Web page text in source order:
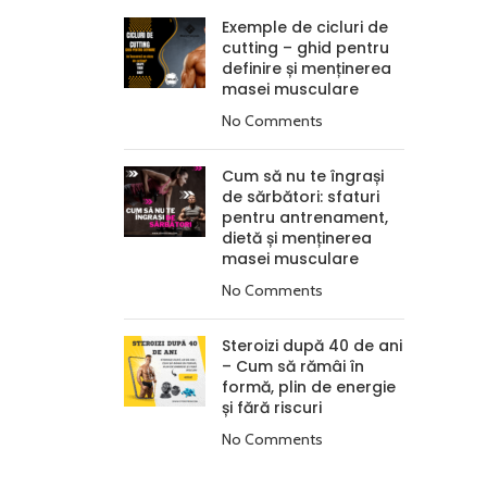
Exemple de cicluri de
cutting – ghid pentru
definire și menținerea
masei musculare
No Comments
Cum să nu te îngrași
de sărbători: sfaturi
pentru antrenament,
dietă și menținerea
masei musculare
No Comments
Steroizi după 40 de ani
– Cum să rămâi în
formă, plin de energie
și fără riscuri
No Comments